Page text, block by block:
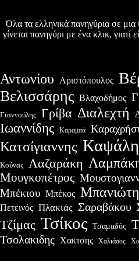
Όλα τα ελληνικά πανηγύρια σε μια
γίνεται πανηγύρι με ένα κλικ, γιατί
Αντωνίου Αριστόπουλος
Βελισσάρης Βλαχοδήμος
Γιαννούλης Γρίβα Διαλεχτή
Ιωαννίδης Καραμπά
Κατσίγιαννης
Κούνας Λαζαράκη
Μουγκοπέτρος
Μπέκιου Μπέκος
Πετεινός Πλακιάς Σαραβάκου
Τζίμας Τσίκος Τσαμαδός
Τσολακιδης Χακτσης Χαλιάσος